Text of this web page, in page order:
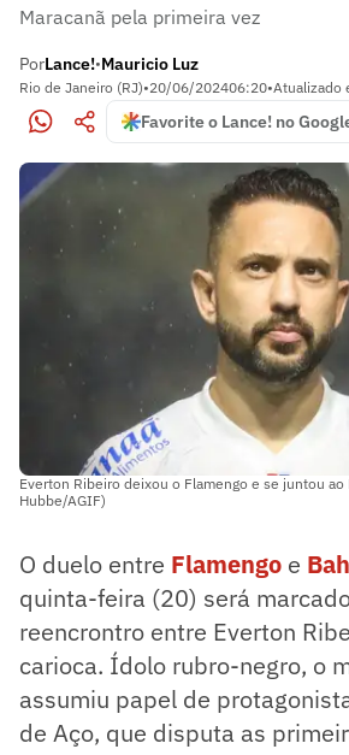
Maracanã pela primeira vez
PorLance!•Mauricio Luz
Rio de Janeiro (RJ)•20/06/202406:20•Atualizado
Favorite o Lance! no
Everton Ribeiro deixou o Flamengo e se juntou ao
Hubbe/AGIF)
O duelo entre Flamengo e
quinta-feira (20) será
reencrontro entre Everton
carioca. Ídolo rubro-negro, o
assumiu papel de
de Aço, que disputa as